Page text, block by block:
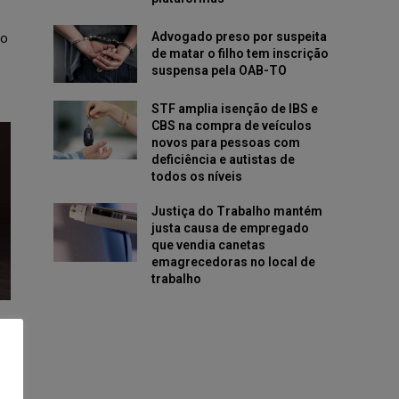
Advogado preso por suspeita
de matar o filho tem inscrição
suspensa pela OAB-TO
STF amplia isenção de IBS e
CBS na compra de veículos
novos para pessoas com
deficiência e autistas de
todos os níveis
Justiça do Trabalho mantém
justa causa de empregado
que vendia canetas
emagrecedoras no local de
trabalho